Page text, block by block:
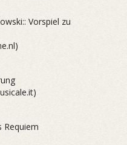
Vorspiel zu
Requiem